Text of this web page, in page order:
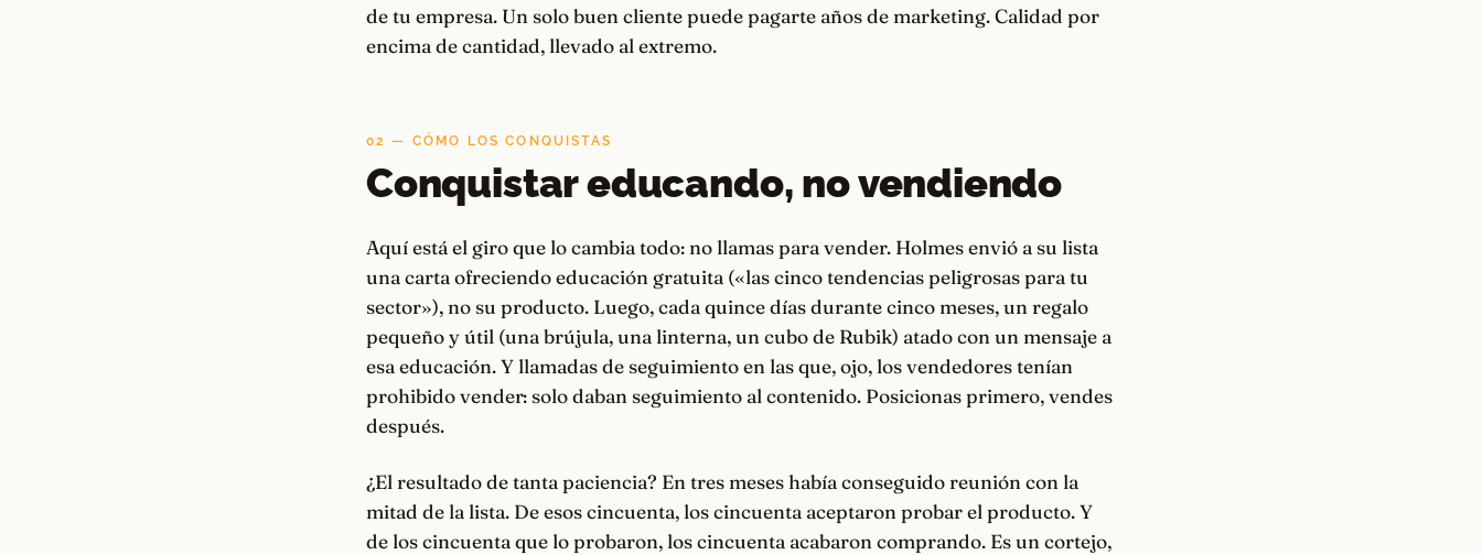
de tu empresa. Un solo buen cliente puede pagarte años de marketing. Calidad por
encima de cantidad, llevado al extremo.
02 — CÓMO LOS CONQUISTAS
Conquistar educando, no vendiendo
Aquí está el giro que lo cambia todo: no llamas para vender. Holmes envió a su lista
una carta ofreciendo educación gratuita («las cinco tendencias peligrosas para tu
sector»), no su producto. Luego, cada quince días durante cinco meses, un regalo
pequeño y útil (una brújula, una linterna, un cubo de Rubik) atado con un mensaje a
esa educación. Y llamadas de seguimiento en las que, ojo, los vendedores tenían
prohibido vender: solo daban seguimiento al contenido. Posicionas primero, vendes
después.
¿El resultado de tanta paciencia? En tres meses había conseguido reunión con la
mitad de la lista. De esos cincuenta, los cincuenta aceptaron probar el producto. Y
de los cincuenta que lo probaron, los cincuenta acabaron comprando. Es un cortejo,